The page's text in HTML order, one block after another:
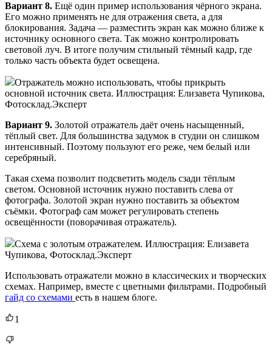
Вариант 8. Ещё один пример использования чёрного экрана.
Его можно применять не для отражения света, а для
блокирования. Задача — разместить экран как можно ближе к
источнику основного света. Так можно контролировать
световой луч. В итоге получим стильный тёмный кадр, где
только часть объекта будет освещена.
Отражатель можно использовать, чтобы прикрыть
основной источник света. Иллюстрация: Елизавета Чупикова,
Фотосклад.Эксперт
Вариант 9. Золотой отражатель даёт очень насыщенный,
тёплый свет. Для большинства задумок в студии он слишком
интенсивный. Поэтому пользуют его реже, чем белый или
серебряный.
Такая схема позволит подсветить модель сзади тёплым
светом. Основной источник нужно поставить слева от
фотографа. Золотой экран нужно поставить за объектом
съёмки. Фотограф сам может регулировать степень
освещённости (поворачивая отражатель).
Схема с золотым отражателем. Иллюстрация: Елизавета
Чупикова, Фотосклад.Эксперт
Использовать отражатели можно в классических и творческих
схемах. Например, вместе с цветными фильтрами. Подробный
гайд со схемами есть в нашем блоге.
1